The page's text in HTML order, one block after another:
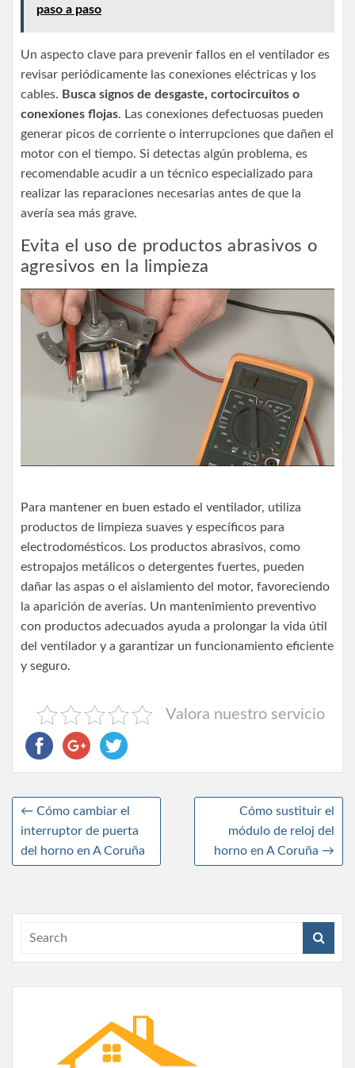
paso a paso
Un aspecto clave para prevenir fallos en el ventilador es
revisar periódicamente las conexiones eléctricas y los
cables. Busca signos de desgaste, cortocircuitos o
conexiones flojas. Las conexiones defectuosas pueden
generar picos de corriente o interrupciones que dañen el
motor con el tiempo. Si detectas algún problema, es
recomendable acudir a un técnico especializado para
realizar las reparaciones necesarias antes de que la
avería sea más grave.
Evita el uso de productos abrasivos o
agresivos en la limpieza
Para mantener en buen estado el ventilador, utiliza
productos de limpieza suaves y específicos para
electrodomésticos. Los productos abrasivos, como
estropajos metálicos o detergentes fuertes, pueden
dañar las aspas o el aislamiento del motor, favoreciendo
la aparición de averías. Un mantenimiento preventivo
con productos adecuados ayuda a prolongar la vida útil
del ventilador y a garantizar un funcionamiento eficiente
y seguro.
Valora nuestro servicio
← Cómo cambiar el
interruptor de puerta
del horno en A Coruña
Cómo sustituir el
módulo de reloj del
horno en A Coruña →